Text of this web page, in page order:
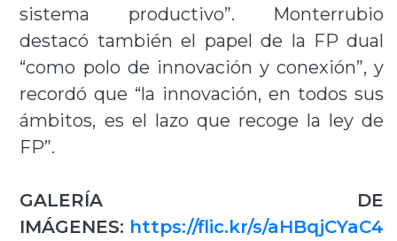
sistema productivo”. Monterrubio
destacó también el papel de la FP dual
“como polo de innovación y conexión”, y
recordó que “la innovación, en todos sus
ámbitos, es el lazo que recoge la ley de
FP”.
GALERÍA DE
IMÁGENES: https://flic.kr/s/aHBqjCYaC4